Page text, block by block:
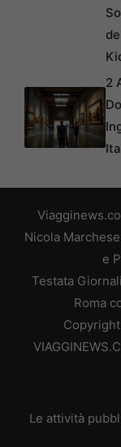
2
Nicola
e
Testata
Roma
Le attività